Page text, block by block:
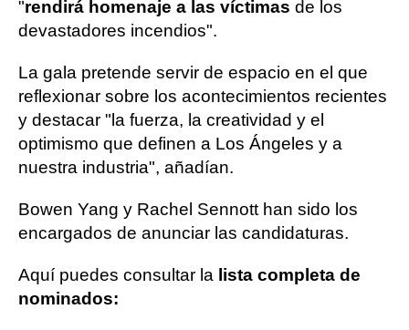
"rendirá homenaje a las víctimas de los
devastadores incendios".
La gala pretende servir de espacio en el que
reflexionar sobre los acontecimientos recientes
y destacar "la fuerza, la creatividad y el
optimismo que definen a Los Ángeles y a
nuestra industria", añadían.
Bowen Yang y Rachel Sennott han sido los
encargados de anunciar las candidaturas.
Aquí puedes consultar la lista completa de
nominados: